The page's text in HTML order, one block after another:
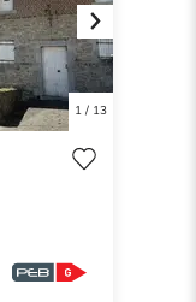
Next
1/ 13